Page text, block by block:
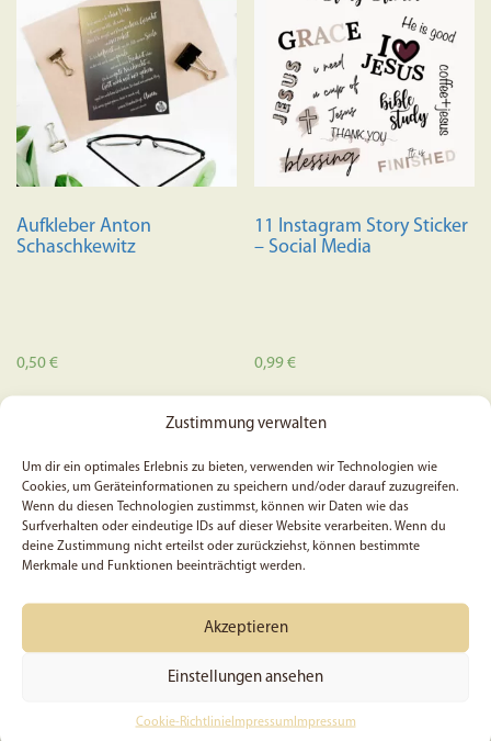
Zustimmung verwalten
Um dir ein optimales Erlebnis zu bieten, verwenden wir Technologien wie
Cookies, um Geräteinformationen zu speichern und/oder darauf zuzugreifen.
Wenn du diesen Technologien zustimmst, können wir Daten wie das
Surfverhalten oder eindeutige IDs auf dieser Website verarbeiten. Wenn du
deine Zustimmung nicht erteilst oder zurückziehst, können bestimmte
Merkmale und Funktionen beeinträchtigt werden.
Akzeptieren
Einstellungen ansehen
Cookie-RichtlinieImpressum Impressum
auf.
Die
können
auf
gewählt
Aufkleber Anton
Schaschkewitz
0,50€
11 Instagram Story Sticker
– Social Media
0,99€
In den Warenkorb
Ein Meisterwerk Gottes –
5x Psalm 46, 2 – Sticker